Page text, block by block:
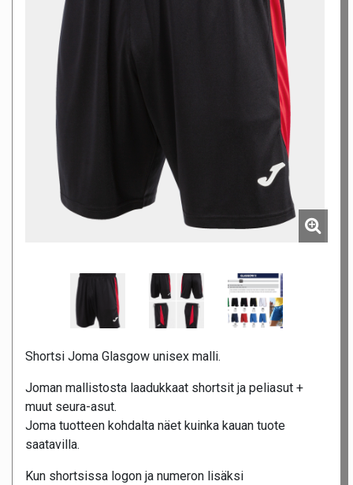
Shortsi Joma Glasgow unisex malli.
Joman mallistosta laadukkaat shortsit ja peliasut +
muut seura-asut.
Joma tuotteen kohdalta näet kuinka kauan tuote
saatavilla.
Kun shortsissa logon ja numeron lisäksi